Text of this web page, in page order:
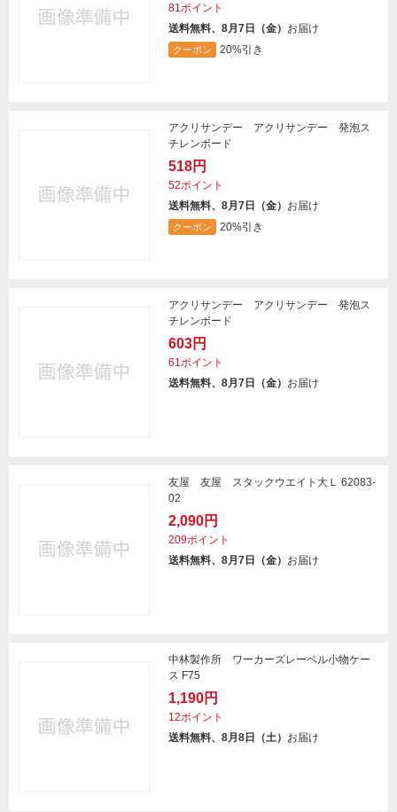
81ポイント
送料無料、8月7日（金） お届け
クーポン 20%引き
アクリサンデー アクリサンデー 発泡ス
チレンボード
518円
52ポイント
送料無料、8月7日（金） お届け
クーポン 20%引き
アクリサンデー アクリサンデー 発泡ス
チレンボード
603円
61ポイント
送料無料、8月7日（金） お届け
友屋 友屋 スタックウエイト大Ｌ 62083-
02
2,090円
209ポイント
送料無料、8月7日（金） お届け
中林製作所 ワーカーズレーベル小物ケー
ス F75
1,190円
12ポイント
送料無料、8月8日（土） お届け